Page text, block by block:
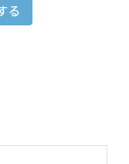
る